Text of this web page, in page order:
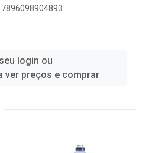
7896098904893
login ou
ver preços e comprar